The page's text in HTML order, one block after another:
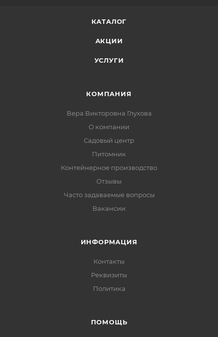
КАТАЛОГ
АКЦИИ
УСЛУГИ
КОМПАНИЯ
Вера Викторовна Глухова
О компании
Садовый центр
Питомник
Контейнерное производство
Отзывы
Часто задаваемые вопросы
Вакансии
ИНФОРМАЦИЯ
Контакты
Реквизиты
Политика
ПОМОЩЬ